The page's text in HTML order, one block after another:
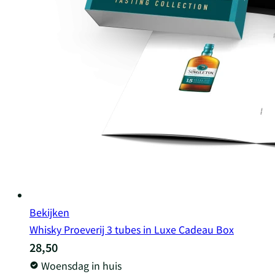
Bekijken
Whisky Proeverij 3 tubes in Luxe Cadeau Box
28,50
Woensdag in huis